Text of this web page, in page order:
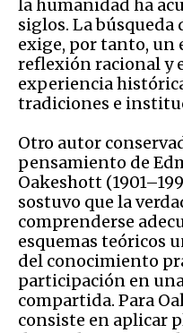
la humanidad ha
siglos. La
exige, por tanto,
reflexión racional y
experiencia
tradiciones e
Otro autor
pensamiento de
Oakeshott
sostuvo que la
comprenderse
esquemas teóricos
del conocimiento
participación en
compartida. Para
consiste en aplicar